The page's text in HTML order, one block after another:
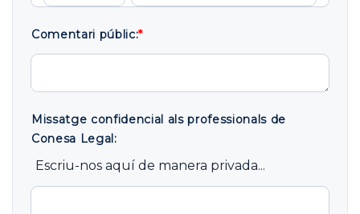
Comentari públic:*
Missatge confidencial als professionals de
Conesa Legal:
Escriu-nos aquí de manera privada...